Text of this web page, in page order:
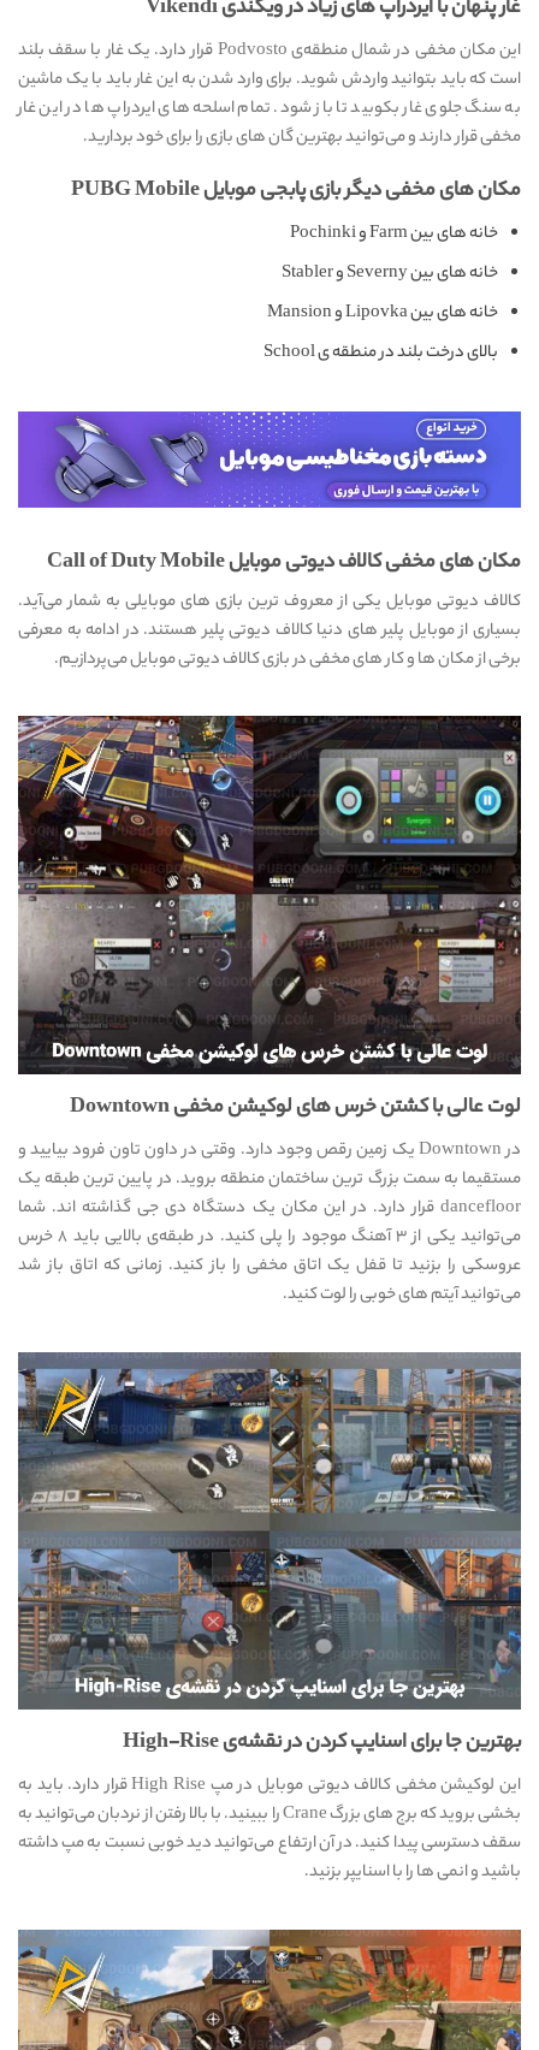
غار پنهان با ایردراپ های زیاد در ویکندی Vikendi
این مکان مخفی در شمال منطقه‌ی Podvosto قرار دارد. یک غار با سقف بلند
است که باید بتوانید واردش شوید. برای وارد شدن به این غار باید با یک ماشین
به سنگ جلوی غار بکوبید تا باز شود. تمام اسلحه های ایردراپ ها در این غار
مخفی قرار دارند و می‌توانید بهترین گان های بازی را برای خود بردارید.
مکان های مخفی دیگر بازی پابجی موبایل PUBG Mobile
خانه های بین Farm و Pochinki
خانه های بین Severny و Stabler
خانه های بین Lipovka و Mansion
بالای درخت بلند در منطقه ی School
مکان های مخفی کالاف دیوتی موبایل Call of Duty Mobile
کالاف دیوتی موبایل یکی از معروف ترین بازی های موبایلی به شمار می‌آید.
بسیاری از موبایل پلیر های دنیا کالاف دیوتی پلیر هستند. در ادامه به معرفی
برخی از مکان ها و کار های مخفی در بازی کالاف دیوتی موبایل می‌پردازیم.
لوت عالی با کشتن خرس های لوکیشن مخفی Downtown
در Downtown یک زمین رقص وجود دارد. وقتی در داون تاون فرود بیایید و
مستقیما به سمت بزرگ ترین ساختمان منطقه بروید. در پایین ترین طبقه یک
dancefloor قرار دارد. در این مکان یک دستگاه دی جی گذاشته اند. شما
می‌توانید یکی از ۳ آهنگ موجود را پلی کنید. در طبقه‌ی بالایی باید ۸ خرس
عروسکی را بزنید تا قفل یک اتاق مخفی را باز کنید. زمانی که اتاق باز شد
می‌توانید آیتم های خوبی را لوت کنید.
بهترین جا برای اسنایپ کردن در نقشه‌ی High-Rise
این لوکیشن مخفی کالاف دیوتی موبایل در مپ High Rise قرار دارد. باید به
بخشی بروید که برج های بزرگ Crane را ببینید. با بالا رفتن از نردبان می‌توانید به
سقف دسترسی پیدا کنید. در آن ارتفاع می‌توانید دید خوبی نسبت به مپ داشته
باشید و انمی ها را با اسنایپر بزنید.